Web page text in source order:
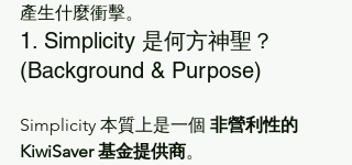
產生什麼衝擊。
1. Simplicity 是何方神聖？
(Background & Purpose)
Simplicity 本質上是一個 非營利性的
KiwiSaver 基金提供商。